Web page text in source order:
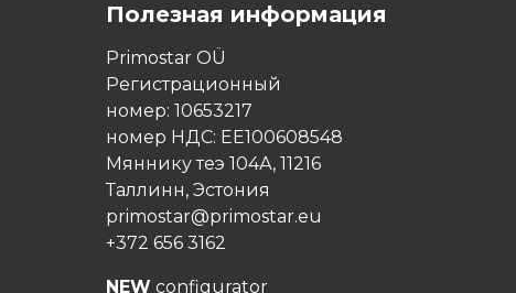
Полезная информация
Primostar OÜ
Регистрационный
номер: 10653217
номер НДС: EE100608548
Мяннику теэ 104А, 11216
Таллинн, Эстония
primostar@primostar.eu
+372 656 3162
NEW configurator